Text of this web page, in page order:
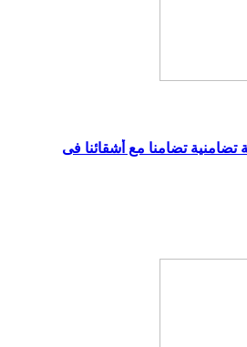
تضامنا مع أشقائنا فى